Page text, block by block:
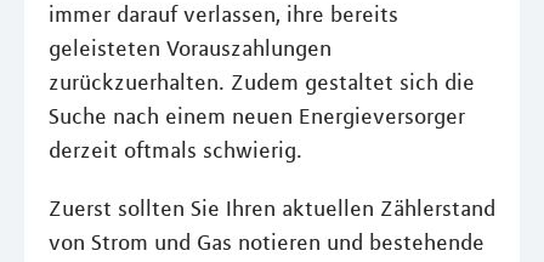
immer darauf verlassen, ihre bereits
geleisteten Vorauszahlungen
zurückzuerhalten. Zudem gestaltet sich die
Suche nach einem neuen Energieversorger
derzeit oftmals schwierig.
Zuerst sollten Sie Ihren aktuellen Zählerstand
von Strom und Gas notieren und bestehende